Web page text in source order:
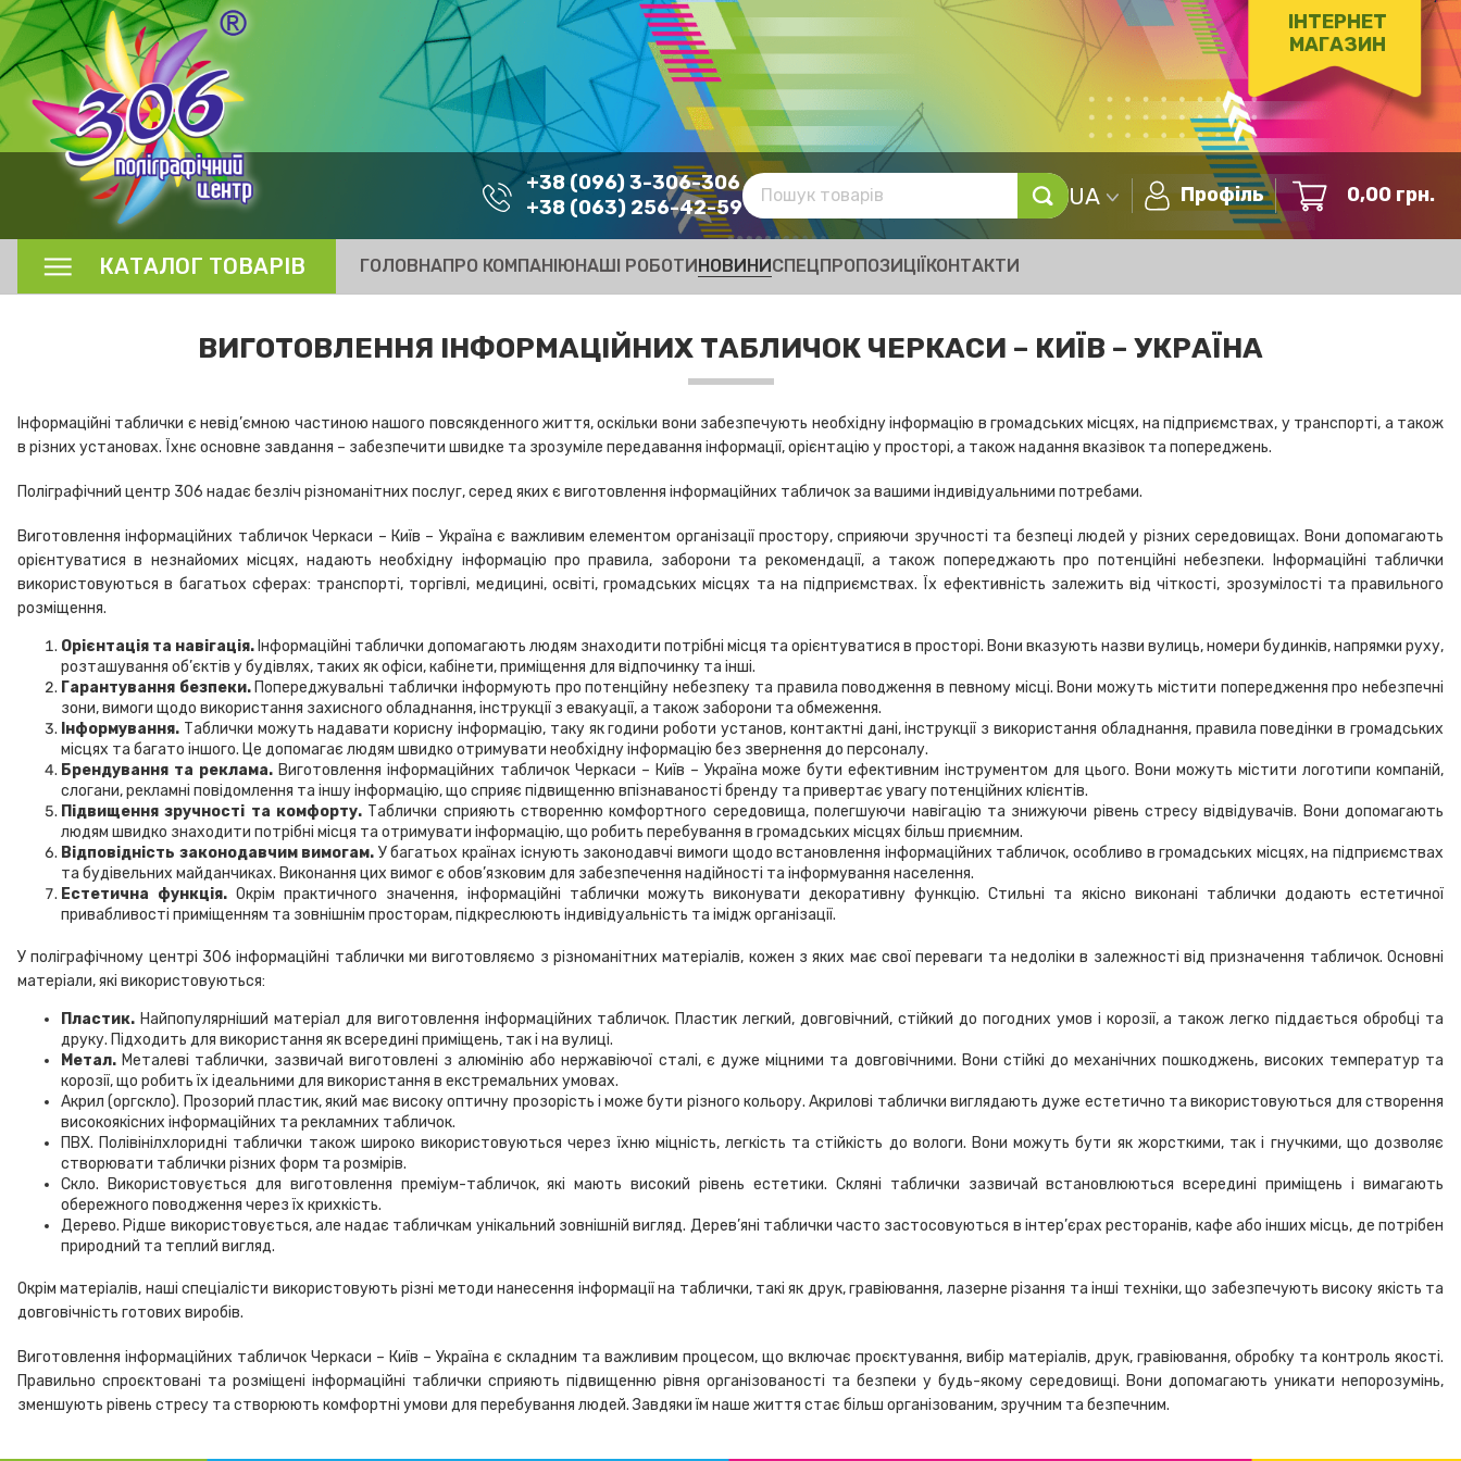
ІНТЕРНЕТ
МАГАЗИН
+38 (096) 3-306-306
+38 (063) 256-42-59
UA Профіль 0,00 грн.
КАТАЛОГ ТОВАРІВ ГОЛОВНАПРО КОМПАНІЮНАШІ РОБОТИНОВИНИСПЕЦПРОПОЗИЦІЇКОНТАКТИ
ВИГОТОВЛЕННЯ ІНФОРМАЦІЙНИХ ТАБЛИЧОК ЧЕРКАСИ – КИЇВ – УКРАЇНА
Інформаційні таблички є невід’ємною частиною нашого повсякденного життя, оскільки вони забезпечують необхідну інформацію в громадських місцях, на підприємствах, у транспорті, а також
в різних установах. Їхнє основне завдання – забезпечити швидке та зрозуміле передавання інформації, орієнтацію у просторі, а також надання вказівок та попереджень.
Поліграфічний центр 306 надає безліч різноманітних послуг, серед яких є виготовлення інформаційних табличок за вашими індивідуальними потребами.
Виготовлення інформаційних табличок Черкаси – Київ – Україна є важливим елементом організації простору, сприяючи зручності та безпеці людей у різних середовищах. Вони допомагають
орієнтуватися в незнайомих місцях, надають необхідну інформацію про правила, заборони та рекомендації, а також попереджають про потенційні небезпеки. Інформаційні таблички
використовуються в багатьох сферах: транспорті, торгівлі, медицині, освіті, громадських місцях та на підприємствах. Їх ефективність залежить від чіткості, зрозумілості та правильного
розміщення.
Орієнтація та навігація. Інформаційні таблички допомагають людям знаходити потрібні місця та орієнтуватися в просторі. Вони вказують назви вулиць, номери будинків, напрямки руху,
розташування об’єктів у будівлях, таких як офіси, кабінети, приміщення для відпочинку та інші.
Гарантування безпеки.Попереджувальні таблички інформують про потенційну небезпеку та правила поводження в певному місці. Вони можуть містити попередження про небезпечні
зони, вимоги щодо використання захисного обладнання, інструкції з евакуації, а також заборони та обмеження.
Інформування. Таблички можуть надавати корисну інформацію, таку як години роботи установ, контактні дані, інструкції з використання обладнання, правила поведінки в громадських
місцях та багато іншого. Це допомагає людям швидко отримувати необхідну інформацію без звернення до персоналу.
Брендування та реклама.Виготовлення інформаційних табличок Черкаси – Київ – Україна може бути ефективним інструментом для цього. Вони можуть містити логотипи компаній,
слогани, рекламні повідомлення та іншу інформацію, що сприяє підвищенню впізнаваності бренду та привертає увагу потенційних клієнтів.
Підвищення зручності та комфорту. Таблички сприяють створенню комфортного середовища, полегшуючи навігацію та знижуючи рівень стресу відвідувачів. Вони допомагають
людям швидко знаходити потрібні місця та отримувати інформацію, що робить перебування в громадських місцях більш приємним.
Відповідність законодавчим вимогам. У багатьох країнах існують законодавчі вимоги щодо встановлення інформаційних табличок, особливо в громадських місцях, на підприємствах
та будівельних майданчиках. Виконання цих вимог є обов’язковим для забезпечення надійності та інформування населення.
Естетична функція. Окрім практичного значення, інформаційні таблички можуть виконувати декоративну функцію. Стильні та якісно виконані таблички додають естетичної
привабливості приміщенням та зовнішнім просторам, підкреслюють індивідуальність та імідж організації.
У поліграфічному центрі 306 інформаційні таблички ми виготовляємо з різноманітних матеріалів, кожен з яких має свої переваги та недоліки в залежності від призначення табличок. Основні
матеріали, які використовуються:
Пластик. Найпопулярніший матеріал для виготовлення інформаційних табличок. Пластик легкий, довговічний, стійкий до погодних умов і корозії, а також легко піддається обробці та
друку. Підходить для використання як всередині приміщень, так і на вулиці.
Метал. Металеві таблички, зазвичай виготовлені з алюмінію або нержавіючої сталі, є дуже міцними та довговічними. Вони стійкі до механічних пошкоджень, високих температур та
корозії, що робить їх ідеальними для використання в екстремальних умовах.
Акрил (оргскло). Прозорий пластик, який має високу оптичну прозорість і може бути різного кольору. Акрилові таблички виглядають дуже естетично та використовуються для створення
високоякісних інформаційних та рекламних табличок.
ПВХ. Полівінілхлоридні таблички також широко використовуються через їхню міцність, легкість та стійкість до вологи. Вони можуть бути як жорсткими, так і гнучкими, що дозволяє
створювати таблички різних форм та розмірів.
Скло. Використовується для виготовлення преміум-табличок, які мають високий рівень естетики. Скляні таблички зазвичай встановлюються всередині приміщень і вимагають
обережного поводження через їх крихкість.
Дерево. Рідше використовується, але надає табличкам унікальний зовнішній вигляд. Дерев’яні таблички часто застосовуються в інтер’єрах ресторанів, кафе або інших місць, де потрібен
природний та теплий вигляд.
Окрім матеріалів, наші спеціалісти використовують різні методи нанесення інформації на таблички, такі як друк, гравіювання, лазерне різання та інші техніки, що забезпечують високу якість та
довговічність готових виробів.
Виготовлення інформаційних табличок Черкаси – Київ – Україна є складним та важливим процесом, що включає проєктування, вибір матеріалів, друк, гравіювання, обробку та контроль якості.
Правильно спроєктовані та розміщені інформаційні таблички сприяють підвищенню рівня організованості та безпеки у будь-якому середовищі. Вони допомагають уникати непорозумінь,
зменшують рівень стресу та створюють комфортні умови для перебування людей. Завдяки їм наше життя стає більш організованим, зручним та безпечним.